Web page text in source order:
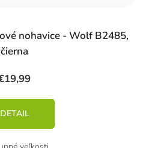
nohavice - Wolf B2485,
čierna
DETAIL